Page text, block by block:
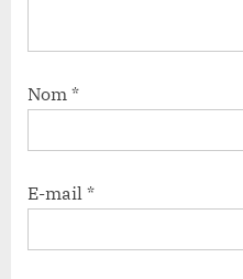
Nom *
E-mail *